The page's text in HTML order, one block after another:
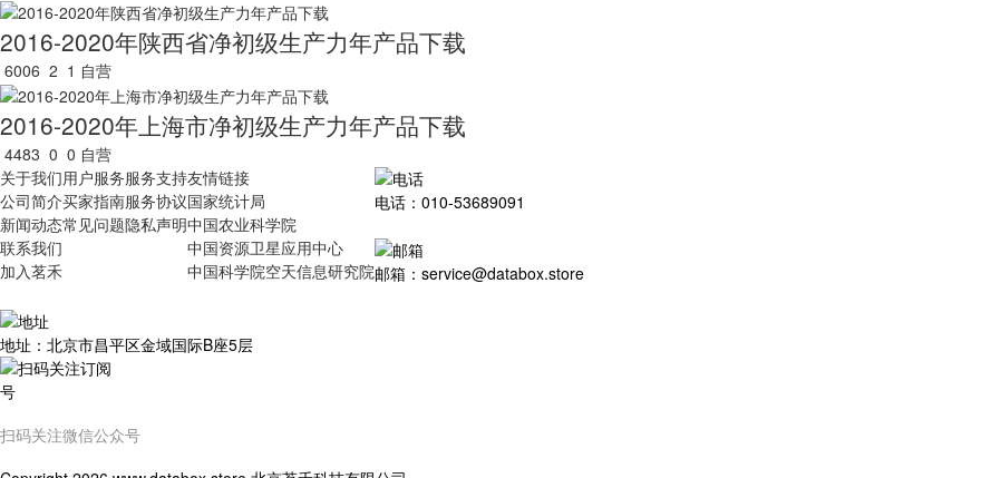
2016-2020年陕西省净初级生产力年产品下载
6006 2 1 自营
2016-2020年上海市净初级生产力年产品下载
4483 0 0 自营
关于我们
公司简介
新闻动态
联系我们
加入茗禾
用户服务
买家指南
常见问题
服务支持
服务协议
隐私声明
友情链接
国家统计局
中国农业科学院
中国资源卫星应用中心
中国科学院空天信息研究院
电话：010-53689091
邮箱：service@databox.store
地址：北京市昌平区金域国际B座5层
扫码关注微信公众号